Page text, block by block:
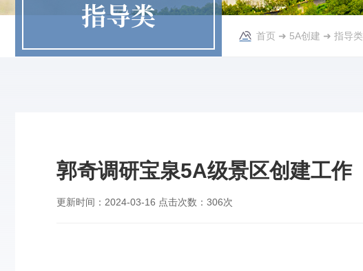
指导类
首页 ➜ 5A创建 ➜ 指导类
郭奇调研宝泉5A级景区创建工作
更新时间： 2024-03-16 点击次数： 306次